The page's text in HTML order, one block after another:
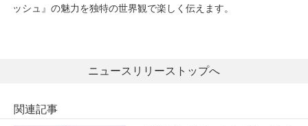
ッシュ』の魅力を独特の世界観で楽しく伝えます。
ニュースリリーストップへ
関連記事